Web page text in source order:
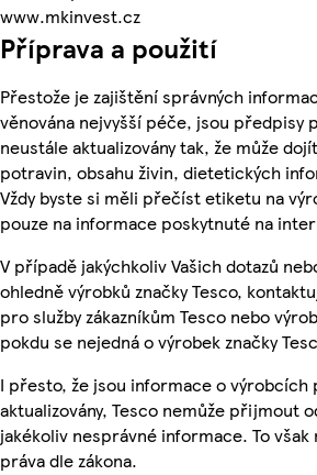
www.mkinvest.cz
Příprava a použití
Přestože je zajištění správných
věnována nejvyšší péče, jsou předpisy
neustále aktualizovány tak, že může
potravin, obsahu živin, dietetických
Vždy byste si měli přečíst etiketu na
pouze na informace poskytnuté na
V případě jakýchkoliv Vašich dotazů
ohledně výrobků značky Tesco,
pro služby zákazníkům Tesco nebo
pokdu se nejedná o výrobek značky
I přesto, že jsou informace o výrobcích
aktualizovány, Tesco nemůže přijmout
jakékoliv nesprávné informace. To však
práva dle zákona.